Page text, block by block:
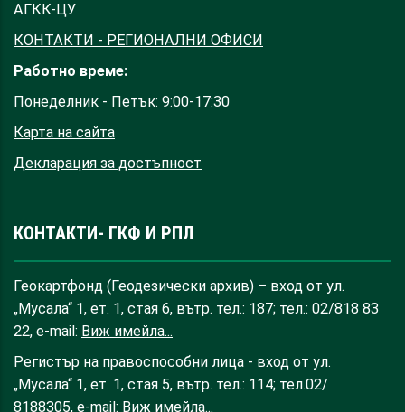
АГКК-ЦУ
КОНТАКТИ - РЕГИОНАЛНИ ОФИСИ
Работно време:
Понеделник - Петък: 9:00-17:30
Карта на сайта
Декларация за достъпност
КОНТАКТИ- ГКФ И РПЛ
Геокартфонд (Геодезически архив) – вход от ул.
„Мусала“ 1, ет. 1, стая 6, вътр. тел.: 187; тел.: 02/818 83
22, e-mail: Виж имейла...
Регистър на правоспособни лица - вход от ул.
„Мусала“ 1, ет. 1, стая 5, вътр. тел.: 114; тел.02/
8188305, e-mail: Виж имейла...